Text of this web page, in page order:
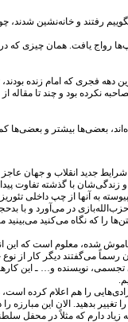
رفتند و خانه‌نشین شدند،
رواج یافت. همان چیزی
و باید به منابع آنها در همان زمان رجوع کرد. شاید یکی از
نکرده بود و چند تا
بعضی‌ها بیشتر و بعضی‌ها
شرایط جدید انقلاب و جهان
زندگی‌شان با گذشته تفاوت
به آنها از چپ داخلی
جمهوری اسلامی و خط امام را دارد و حتی
را که نگاه می‌کنید
خاموش شده، معلوم است که
می‌گفتند دیگر کار از
تجسمی، نویسنده و… ـ این
را هم اعلام کرده است،
بدهید. الان این مبارزه
زیاد دارم که مثلاً در